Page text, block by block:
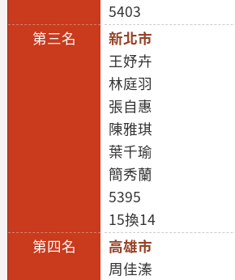
5403
新北市
王妤卉
林庭羽
張自惠
陳雅琪
葉千瑜
簡秀蘭
5395
15換14
高雄市
周佳溱